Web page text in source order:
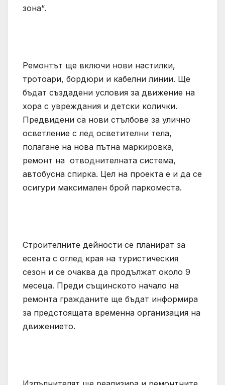
зона“.
Ремонтът ще включи нови настилки,
тротоари, бордюри и кабелни линии. Ще
бъдат създадени условия за движение на
хора с увреждания и детски колички.
Предвидени са нови стълбове за улично
осветление с лед осветителни тела,
полагане на нова пътна маркировка,
ремонт на отводнителната система,
автобусна спирка. Цел на проекта е и да се
осигури максимален брой паркоместа.
Строителните дейности се планират за
есента с оглед края на туристическия
сезон и се очаква да продължат около 9
месеца. Преди същинското начало на
ремонта гражданите ще бъдат информира
за предстоящата временна организация на
движението.